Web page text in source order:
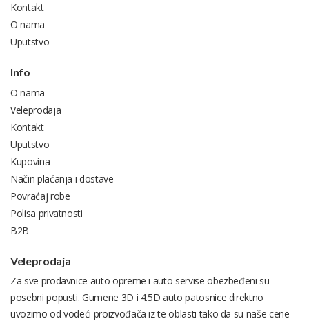
Kontakt
O nama
Uputstvo
Info
O nama
Veleprodaja
Kontakt
Uputstvo
Kupovina
Način plaćanja i dostave
Povraćaj robe
Polisa privatnosti
B2B
Veleprodaja
Za sve prodavnice auto opreme i auto servise obezbeđeni su
posebni popusti. Gumene 3D i 4.5D auto patosnice direktno
uvozimo od vodeći proizvođača iz te oblasti tako da su naše cene